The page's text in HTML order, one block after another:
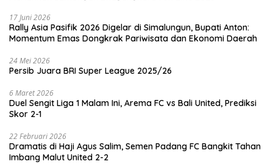
17 Juni 2026
Rally Asia Pasifik 2026 Digelar di Simalungun, Bupati Anton:
Momentum Emas Dongkrak Pariwisata dan Ekonomi Daerah
24 Mei 2026
Persib Juara BRI Super League 2025/26
6 Maret 2026
Duel Sengit Liga 1 Malam Ini, Arema FC vs Bali United, Prediksi
Skor 2-1
22 Februari 2026
Dramatis di Haji Agus Salim, Semen Padang FC Bangkit Tahan
Imbang Malut United 2-2